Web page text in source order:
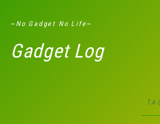
Gadget Log
~No Gadget No Life~